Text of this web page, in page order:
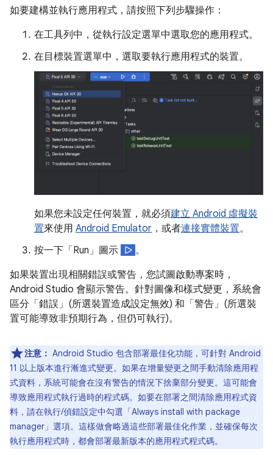
如要建構並執行應用程式，請按照下列步驟操作：
在工具列中，從執行設定選單中選取您的應用程式。
在目標裝置選單中，選取要執行應用程式的裝置。
如果您未設定任何裝置，就必須建立 Android 虛擬裝
置來使用 Android Emulator ，或者連接實體裝置。
按一下「Run」圖示
。
如果裝置出現相關錯誤或警告，您試圖啟動專案時，
Android Studio 會顯示警告。針對圖像和樣式變更，系統會
區分「錯誤」 (所選裝置造成設定無效) 和「警告」 (所選裝
置可能導致非預期行為，但仍可執行)。
注意： Android Studio 包含部署最佳化功能，可針對 Android
11 以上版本進行漸進式變更。如果在增量變更之間手動清除應用程
式資料，系統可能會在沒有警告的情況下捨棄部分變更。這可能會
導致應用程式執行過時的程式碼。如要在部署之間清除應用程式資
料，請在執行/偵錯設定中勾選「Always install with package
manager」選項。這樣做會略過這些部署最佳化作業，並確保每次
執行應用程式時，都會部署最新版本的應用程式程式碼。